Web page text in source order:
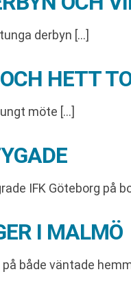
derbyn […]
HETT
möte […]
IFK Göteborg på
I MALMÖ
både väntade